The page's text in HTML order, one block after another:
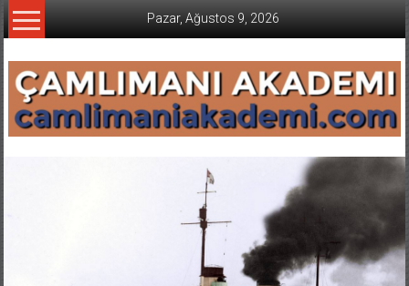
İçeriğe
geç
Pazar, Ağustos 9, 2026